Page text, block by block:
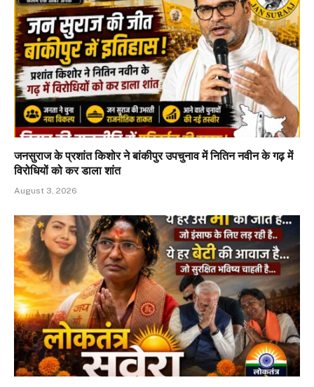
जनसुराज के प्रशांत किशोर ने बांकीपुर उपचुनाव में नितिन नवीन के गढ़ में
विरोधियों को कर डाला शांत
August 3, 2026